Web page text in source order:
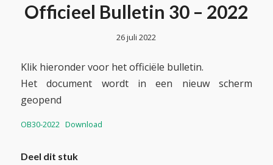
Officieel Bulletin 30 – 2022
26 juli 2022
Klik hieronder voor het officiële bulletin.
Het document wordt in een nieuw scherm
geopend
OB30-2022 Download
Deel dit stuk